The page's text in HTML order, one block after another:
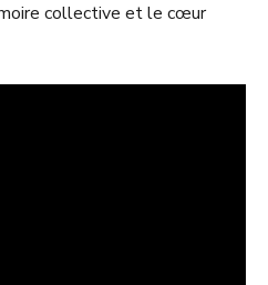
collective et le cœur